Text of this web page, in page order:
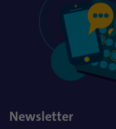
Newsletter